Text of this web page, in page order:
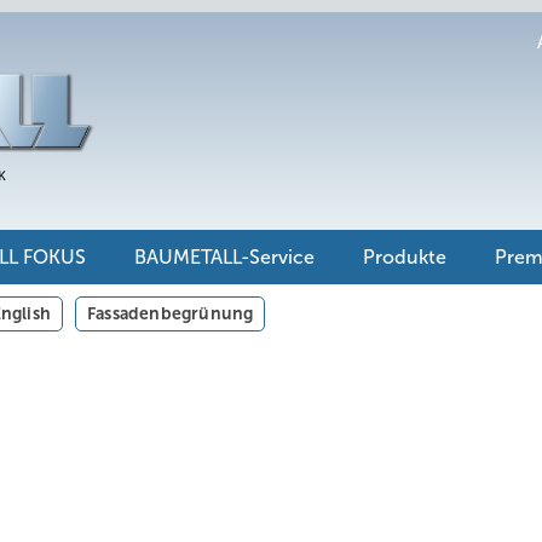
FOKUS BAUMETALL-Service Produkte
Fassadenbegrünung